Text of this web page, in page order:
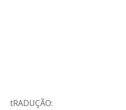
tRADUÇÃO: